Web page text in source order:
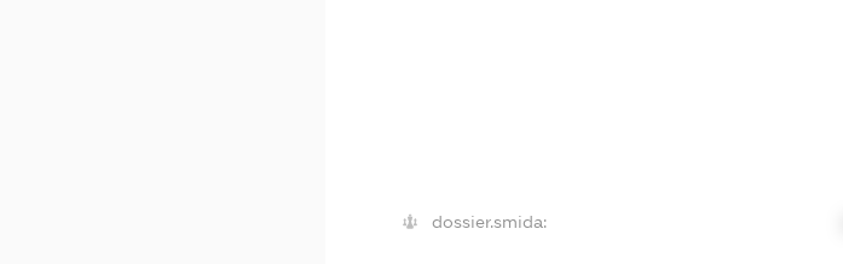
dossier.smida: